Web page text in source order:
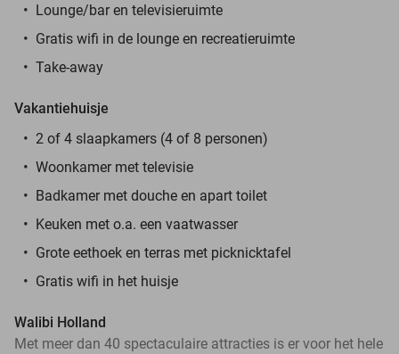
Lounge/bar en televisieruimte
Gratis wifi in de lounge en recreatieruimte
Take-away
Vakantiehuisje
2 of 4 slaapkamers (4 of 8 personen)
Woonkamer met televisie
Badkamer met douche en apart toilet
Keuken met o.a. een vaatwasser
Grote eethoek en terras met picknicktafel
Gratis wifi in het huisje
Walibi Holland
Met meer dan 40 spectaculaire attracties is er voor het hele